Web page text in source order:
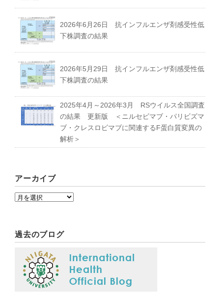
2026年6月26日 抗インフルエンザ剤感受性低
下株調査の結果
2026年5月29日 抗インフルエンザ剤感受性低
下株調査の結果
2025年4月～2026年3月 RSウイルス全国調査
の結果 更新版 ＜ニルセビマブ・パリビズマ
ブ・クレスロビマブに関連するF蛋白質変異の
解析＞
アーカイブ
過去のブログ